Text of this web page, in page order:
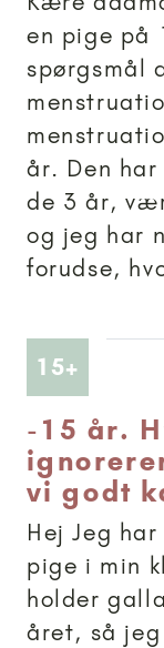
en pige på
spørgsmål
år. Den
de 3 år,
og jeg har
forudse,
15+
- 15 år.
vi godt
Hej Jeg
pige i min
holder
året, så